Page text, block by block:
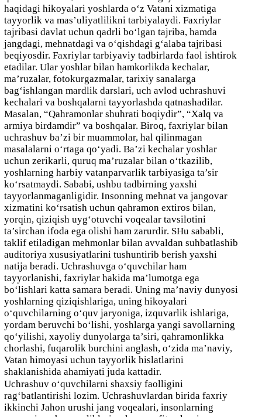
haqidagi hikoyalari yoshlarda o‘z Vatani xizmatiga
tayyorlik va mas’uliyatlilikni tarbiyalaydi. Faxriylar
tajribasi davlat uchun qadrli bo‘lgan tajriba, hamda
jangdagi, mehnatdagi va o‘qishdagi g‘alaba tajribasi
beqiyosdir. Faxriylar tarbiyaviy tadbirlarda faol ishtirok
etadilar. Ular yoshlar bilan hamkorlikda kechalar,
ma’ruzalar, fotokurgazmalar, tarixiy sanalarga
bag‘ishlangan mardlik darslari, uch avlod uchrashuvi
kechalari va boshqalarni tayyorlashda qatnashadilar.
Masalan, “Qahramonlar shuhrati boqiydir”, “Xalq va
armiya birdamdir” va boshqalar. Biroq, faxriylar bilan
uchrashuv ba’zi bir muammolar, hal qilinmagan
masalalarni o‘rtaga qo‘yadi. Ba’zi kechalar yoshlar
uchun zerikarli, quruq ma’ruzalar bilan o‘tkazilib,
yoshlarning harbiy vatanparvarlik tarbiyasiga ta’sir
ko‘rsatmaydi. Sababi, ushbu tadbirning yaxshi
tayyorlanmaganligidir. Insonning mehnat va jangovar
xizmatini ko‘rsatish uchun qahramon extiros bilan,
yorqin, qiziqish uyg‘otuvchi voqealar tavsilotini
ta’sirchan ifoda ega olishi ham zarurdir. SHu sababli,
taklif etiladigan mehmonlar bilan avvaldan suhbatlashib
auditoriya xususiyatlarini tushuntirib berish yaxshi
natija beradi. Uchrashuvga o‘quvchilar ham
tayyorlanishi, faxriylar hakida ma’lumotga ega
bo‘lishlari katta samara beradi. Uning ma’naviy dunyosi
yoshlarning qiziqishlariga, uning hikoyalari
o‘quvchilarning o‘quv jaryoniga, izquvarlik ishlariga,
yordam beruvchi bo‘lishi, yoshlarga yangi savollarning
qo‘yilishi, xayoliy dunyolarga ta’siri, qahramonlikka
chorlashi, fuqarolik burchini anglash, o‘zida ma’naviy,
Vatan himoyasi uchun tayyorlik hislatlarini
shaklanishida ahamiyati juda kattadir.
Uchrashuv o‘quvchilarni shaxsiy faolligini
rag‘batlantirishi lozim. Uchrashuvlardan birida faxriy
ikkinchi Jahon urushi jang voqealari, insonlarning